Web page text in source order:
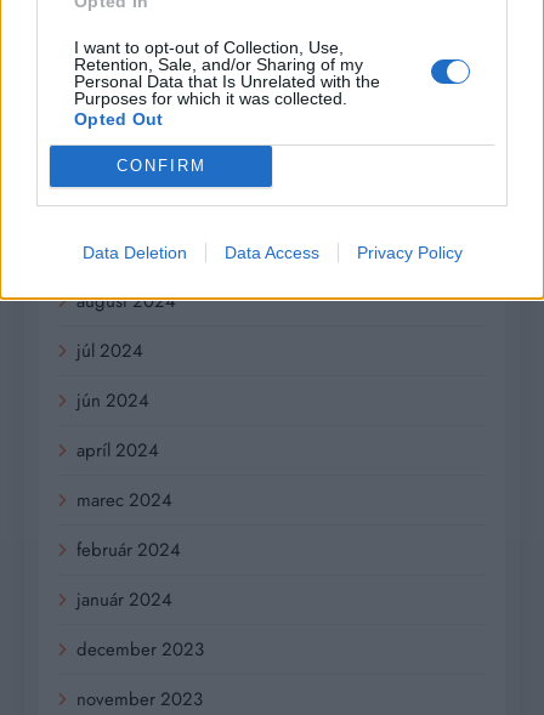
I want to opt-out of Collection, Use,
Retention, Sale, and/or Sharing of my
Personal Data that Is Unrelated with the
Purposes for which it was collected.
Opted Out
CONFIRM
Data Deletion Data Access Privacy Policy
júl 2025
január 2025
november 2024
október 2024
september 2024
august 2024
júl 2024
jún 2024
apríl 2024
marec 2024
február 2024
január 2024
december 2023
november 2023